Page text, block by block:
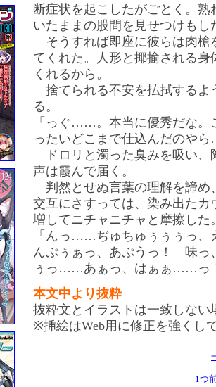
断症状を起こしたがごとく。
いたままの股間を見せつけもし
そうすれば即座に彼らは肉槍
てくれた。人形と揶揄される
くれるから。
捨てられる不安を払拭するよ
る。
「っぐ……。本当に優秀だな
ったいどこまで仕込んだのや
ドロリと濁った臭みを吸い、
声は霞んで届く。
判然とせぬ言葉の理解を諦め
交互にさすっては、染み出た
増してニチャニチャと摩擦した
「んっ……ぢゅちゅぅぅぅ
んぷぅぁっ、あぷうっ！ 味
ぅっ……あぁっ、はぁぁ……っ
本文中より抜粋
抜粋文とイラストは一致しない
※挿絵はWeb用に修正を強くし
1つ